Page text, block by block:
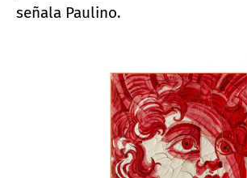
señala Paulino.
Ampliar imagen